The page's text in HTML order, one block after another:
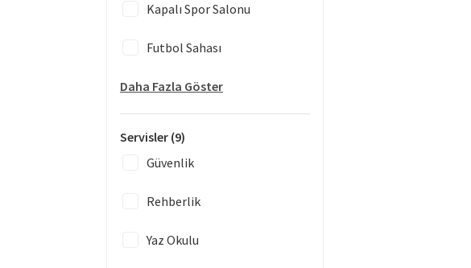
Kapalı Spor Salonu
Futbol Sahası
Daha Fazla Göster
Servisler (9)
Güvenlik
Rehberlik
Yaz Okulu